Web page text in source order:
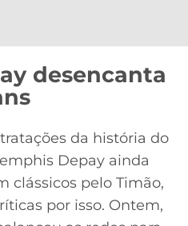
desencanta
da história do
Depay ainda
clássicos pelo Timão,
por isso. Ontem,